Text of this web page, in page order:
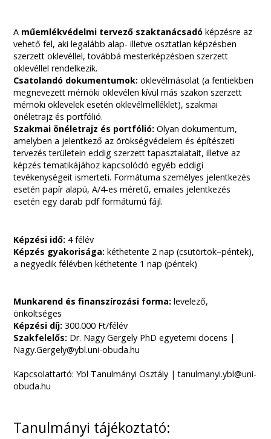
A műemlékvédelmi tervező szaktanácsadó képzésre az
vehető fel, aki legalább alap- illetve osztatlan képzésben
szerzett oklevéllel, továbbá mesterképzésben szerzett
oklevéllel rendelkezik.
Csatolandó dokumentumok: oklevélmásolat (a fentiekben
megnevezett mérnöki oklevélen kívül más szakon szerzett
mérnöki oklevelek esetén oklevélmelléklet), szakmai
önéletrajz és portfólió.
Szakmai önéletrajz és portfólió: Olyan dokumentum,
amelyben a jelentkező az örökségvédelem és építészeti
tervezés területein eddig szerzett tapasztalatait, illetve az
képzés tematikájához kapcsolódó egyéb eddigi
tevékenységeit ismerteti. Formátuma személyes jelentkezés
esetén papír alapú, A/4-es méretű, emailes jelentkezés
esetén egy darab pdf formátumú fájl.
Képzési idő: 4 félév
Képzés gyakorisága: kéthetente 2 nap (csütörtök–péntek),
a negyedik félévben kéthetente 1 nap (péntek)
Munkarend és finanszírozási forma: levelező,
önköltséges
Képzési díj: 300.000 Ft/félév
Szakfelelős: Dr. Nagy Gergely PhD egyetemi docens |
Nagy.Gergely@ybl.uni-obuda.hu
Kapcsolattartó: Ybl Tanulmányi Osztály | tanulmanyi.ybl@uni-
obuda.hu
Tanulmányi tájékoztató: